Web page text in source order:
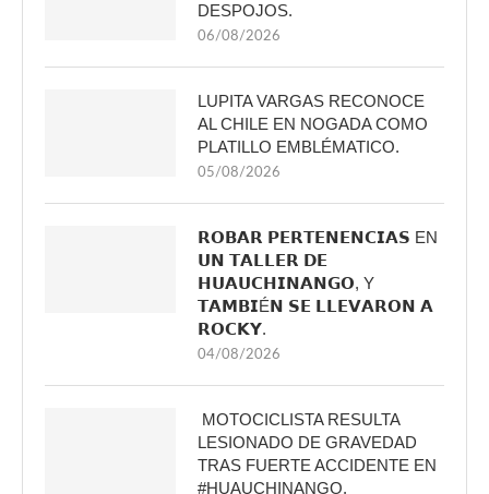
DESPOJOS.
06/08/2026
LUPITA VARGAS RECONOCE
AL CHILE EN NOGADA COMO
PLATILLO EMBLÉMATICO.
05/08/2026
𝗥𝗢𝗕𝗔𝗥 𝗣𝗘𝗥𝗧𝗘𝗡𝗘𝗡𝗖𝗜𝗔𝗦 EN
𝗨𝗡 𝗧𝗔𝗟𝗟𝗘𝗥 𝗗𝗘
𝗛𝗨𝗔𝗨𝗖𝗛𝗜𝗡𝗔𝗡𝗚𝗢, Y
𝗧𝗔𝗠𝗕𝗜É𝗡 𝗦𝗘 𝗟𝗟𝗘𝗩𝗔𝗥𝗢𝗡 𝗔
𝗥𝗢𝗖𝗞𝗬.
04/08/2026
MOTOCICLISTA RESULTA
LESIONADO DE GRAVEDAD
TRAS FUERTE ACCIDENTE EN
#HUAUCHINANGO.